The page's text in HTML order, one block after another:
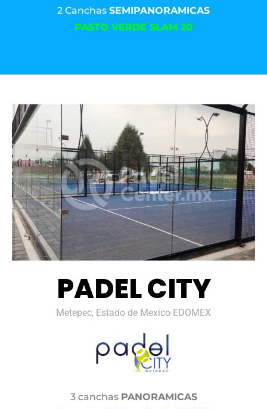
2 Canchas SEMIPANORAMICAS
PASTO VERDE SLAM 20
PADEL CITY
Metepec, Estado de Mexico EDOMEX
3 canchas PANORAMICAS